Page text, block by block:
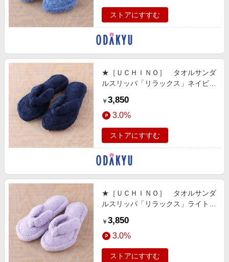
ビジネス・その他サービス
ストアにすすむ
★［ＵＣＨＩＮＯ］ タオルサンダ
ルスリッパ「リラックス」ネイビー
￥ 3,850
3.0%
ストアにすすむ
★［ＵＣＨＩＮＯ］ タオルサンダ
ルスリッパ「リラックス」ライトヴ
￥ 3,850
3.0%
ストアにすすむ